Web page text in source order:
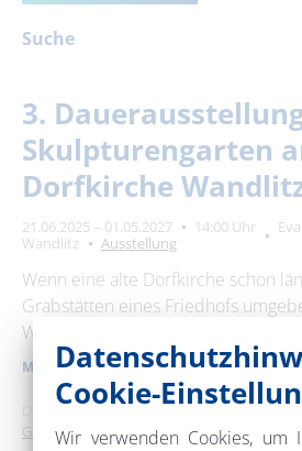
Suche
März 2027
Mo Di Mi Do
1 2 3 4
8
9 10 11
15
16 17 18
22
23 24 25
29
30 31
Erweiterte Suche
Zeitraum
3.
Skulpturengarten
Dorfkirche
21.06.2025 – 01.05.2027 14:00 Uhr
Wandlitz
Ausstellung
Wenn eine alte Dorfkirche schon
Grabstätten eines Friedhofs
Wiese und Bäume um sie …
MEHR ERFAHREN
Dies ist ein Service derTMB Tourismus-
GmbH.
Cookie-
Wir verwenden Cookies, um